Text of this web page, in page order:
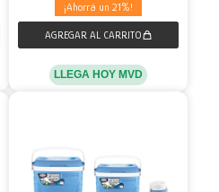
21
LLEGA HOY MVD